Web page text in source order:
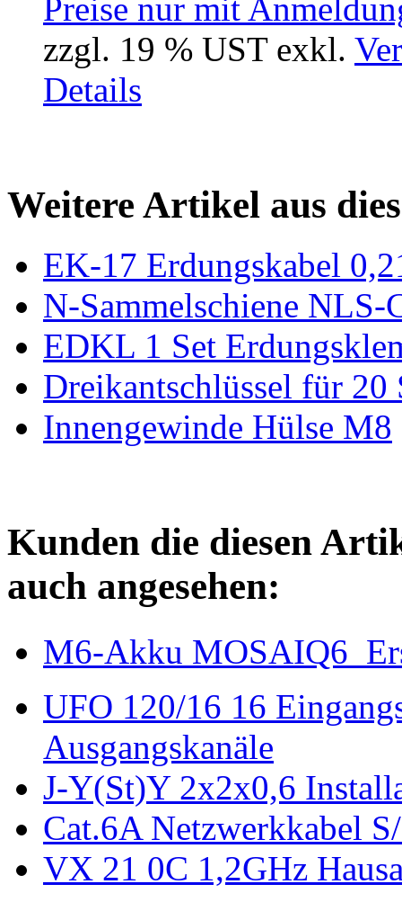
Preise nur mit
zzgl. 19 % UST exkl.
Details
Weitere Artikel aus
EK-17 Erdungskabel
N-Sammelschiene
EDKL 1 Set
Dreikantschlüssel für 20
Innengewinde Hülse M8
Kunden die diesen
auch angesehen:
M6-Akku MOSAIQ6 
UFO 120/16 16
Ausgangskanäle
J-Y(St)Y 2x2x0,6
Cat.6A Netzwerkkabel
VX 21 0C 1,2GHz